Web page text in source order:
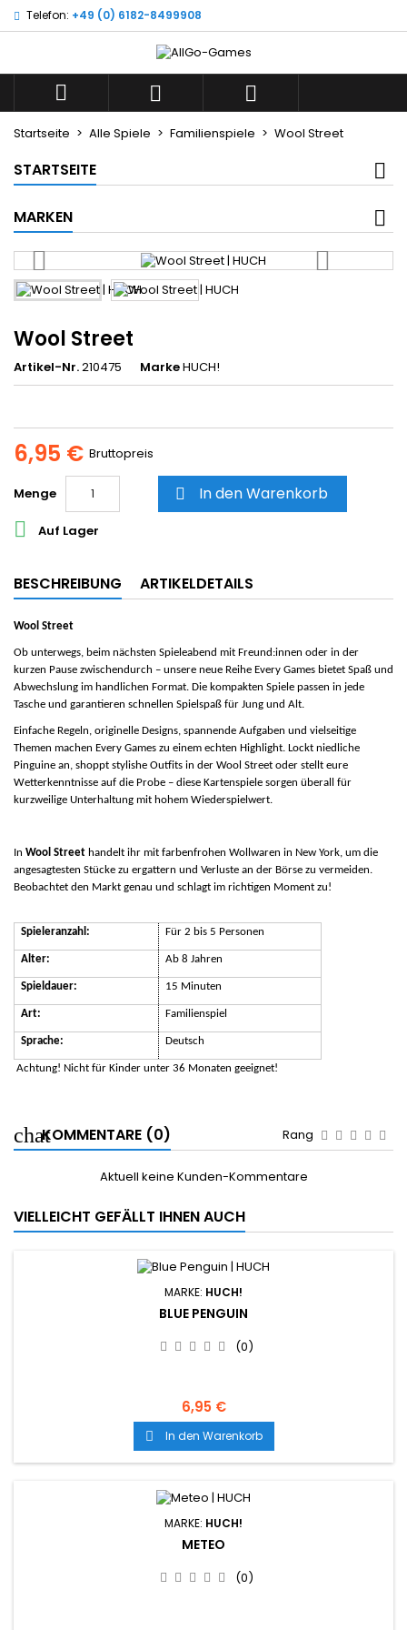
Telefon: +49 (0) 6182-8499908
  
Startseite Alle Spiele Familienspiele Wool Street
STARTSEITE
MARKEN
Wool Street
Artikel-Nr.210475 MarkeHUCH!
6,95 € Bruttopreis
Menge  In den Warenkorb
 Auf Lager
BESCHREIBUNG ARTIKELDETAILS
Wool Street
Ob unterwegs, beim nächsten Spieleabend mit Freund:innen oder in der
kurzen Pause zwischendurch – unsere neue Reihe Every Games bietet Spaß und
Abwechslung im handlichen Format. Die kompakten Spiele passen in jede
Tasche und garantieren schnellen Spielspaß für Jung und Alt.
Einfache Regeln, originelle Designs, spannende Aufgaben und vielseitige
Themen machen Every Games zu einem echten Highlight. Lockt niedliche
Pinguine an, shoppt stylishe Outfits in der Wool Street oder stellt eure
Wetterkenntnisse auf die Probe – diese Kartenspiele sorgen überall für
kurzweilige Unterhaltung mit hohem Wiederspielwert.
In Wool Street handelt ihr mit farbenfrohen Wollwaren in New York, um die
angesagtesten Stücke zu ergattern und Verluste an der Börse zu vermeiden.
Beobachtet den Markt genau und schlagt im richtigen Moment zu!
Spieleranzahl: Für 2 bis 5 Personen
Alter: Ab 8 Jahren
Spieldauer: 15 Minuten
Art: Familienspiel
Sprache: Deutsch
Achtung! Nicht für Kinder unter 36 Monaten geeignet!
KOMMENTARE (0) Rang
Aktuell keine Kunden-Kommentare
VIELLEICHT GEFÄLLT IHNEN AUCH
MARKE: HUCH!
BLUE PENGUIN
(0)
6,95 €
 In den Warenkorb
MARKE: HUCH!
METEO
(0)
Wunschliste ×
add_circle_outline
Neue Liste anlegen
((title)) ×
((label))
Anmelden ×
Sie müssen angemeldet sein, um Artikel Ihrer
Wunschliste hinzufügen zu können.